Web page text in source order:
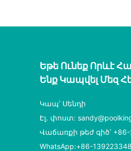
Եթե ​​​​ունեք Որևէ
Ենք Կապվել Մեզ
Կապ՝ Սենդի
Էլ․ փոստ:
Վաճառքի թեժ գիծ՝ +86-
WhatsApp:+86-